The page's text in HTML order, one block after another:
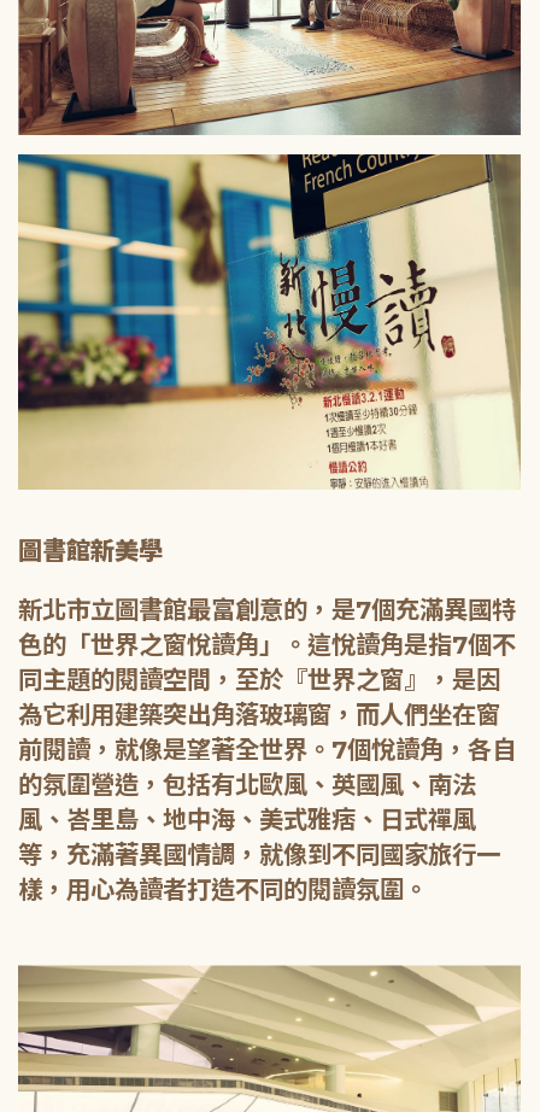
圖書館新美學
新北市立圖書館最富創意的，是7個充滿異國特
色的「世界之窗悅讀角」。這悅讀角是指7個不
同主題的閱讀空間，至於『世界之窗』，是因
為它利用建築突出角落玻璃窗，而人們坐在窗
前閱讀，就像是望著全世界。7個悅讀角，各自
的氛圍營造，包括有北歐風、英國風、南法
風、峇里島、地中海、美式雅痞、日式禪風
等，充滿著異國情調，就像到不同國家旅行一
樣，用心為讀者打造不同的閱讀氛圍。